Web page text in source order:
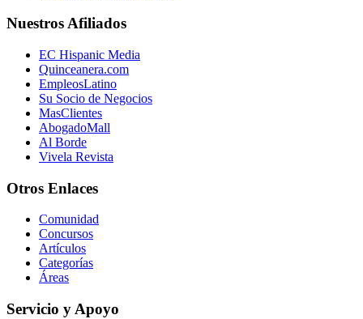
Nuestros Afiliados
EC Hispanic Media
Quinceanera.com
EmpleosLatino
Su Socio de Negocios
MasClientes
AbogadoMall
Al Borde
Vivela Revista
Otros Enlaces
Comunidad
Concursos
Artículos
Categorías
Áreas
Servicio y Apoyo